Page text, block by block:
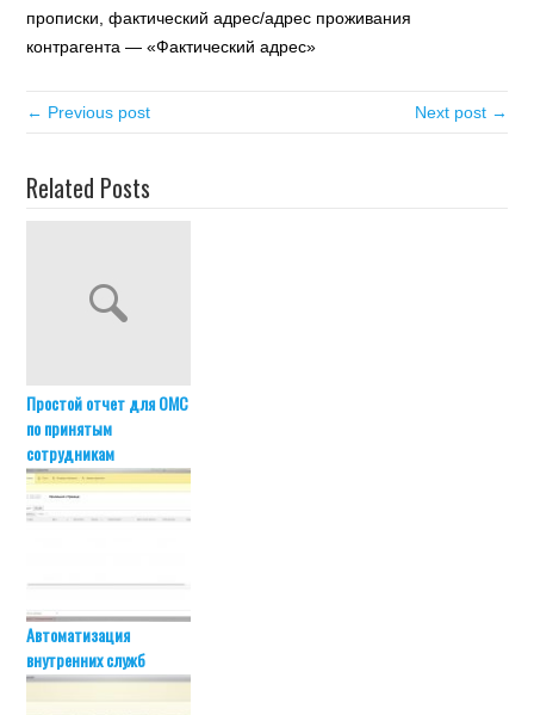
прописки, фактический адрес/адрес проживания
контрагента — «Фактический адрес»
← Previous post Next post →
Related Posts
Простой отчет для ОМС
по принятым
сотрудникам
Автоматизация
внутренних служб